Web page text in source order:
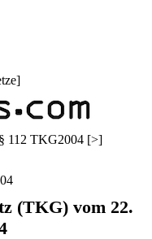
]
§ 112 TKG2004 [>]
(TKG) vom 22.